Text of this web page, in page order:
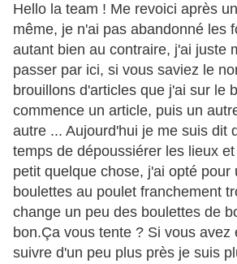
Hello la team ! Me revoici après
même, je n'ai pas abandonné les
autant bien au contraire, j'ai juste
passer par ici, si vous saviez le
brouillons d'articles que j'ai sur le
commence un article, puis un
autre ... Aujourd'hui je me suis dit
temps de dépoussiérer les lieux
petit quelque chose, j'ai opté pour
boulettes au poulet franchement
change un peu des boulettes de
bon.Ça vous tente ? Si vous avez
suivre d'un peu plus près je suis